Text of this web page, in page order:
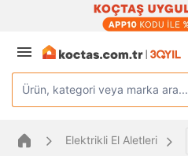
Ürün, kategori veya marka ara...
Elektrikli El Aletleri